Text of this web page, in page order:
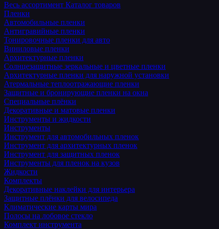
Весь ассортимент Каталог товаров
Пленки
Автомобильные пленки
Антигравийные пленки
Тонировочные пленки для авто
Виниловые пленки
Архитектурные пленки
Солнцезащитные зеркальные и цветные пленки
Архитектурные пленки для наружной установки
Атермальные теплоотражающие пленки
Защитные и бронирующие пленки на окна
Специальные плёнки
Декоративные и матовые пленки
Инструменты и жидкости
Инструменты
Инструмент для автомобильных пленок
Инструмент для архитектурных пленок
Инструмент для защитных пленок
Инструменты для пленок на кузов
Жидкости
Комплекты
Декоративные наклейки для интерьера
Защитные плёнки для велосипеда
Климатические карты мира
Полосы на лобовое стекло
Комплект инструмента